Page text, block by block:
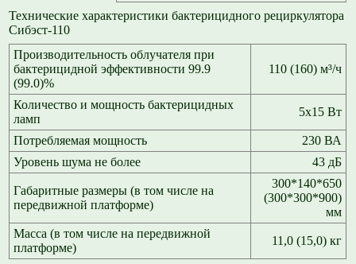
Технические характеристики бактерицидного рециркулятора
Сибэст-110
Производительность облучателя при
бактерицидной эффективности 99.9
(99.0)%
110 (160) м³/ч
Количество и мощность бактерицидных
ламп
5х15 Вт
Потребляемая мощность
230 ВА
Уровень шума не более
43 дБ
Габаритные размеры (в том числе на
передвижной платформе)
300*140*650
(300*300*900)
мм
Масса (в том числе на передвижной
платформе)
11,0 (15,0) кг